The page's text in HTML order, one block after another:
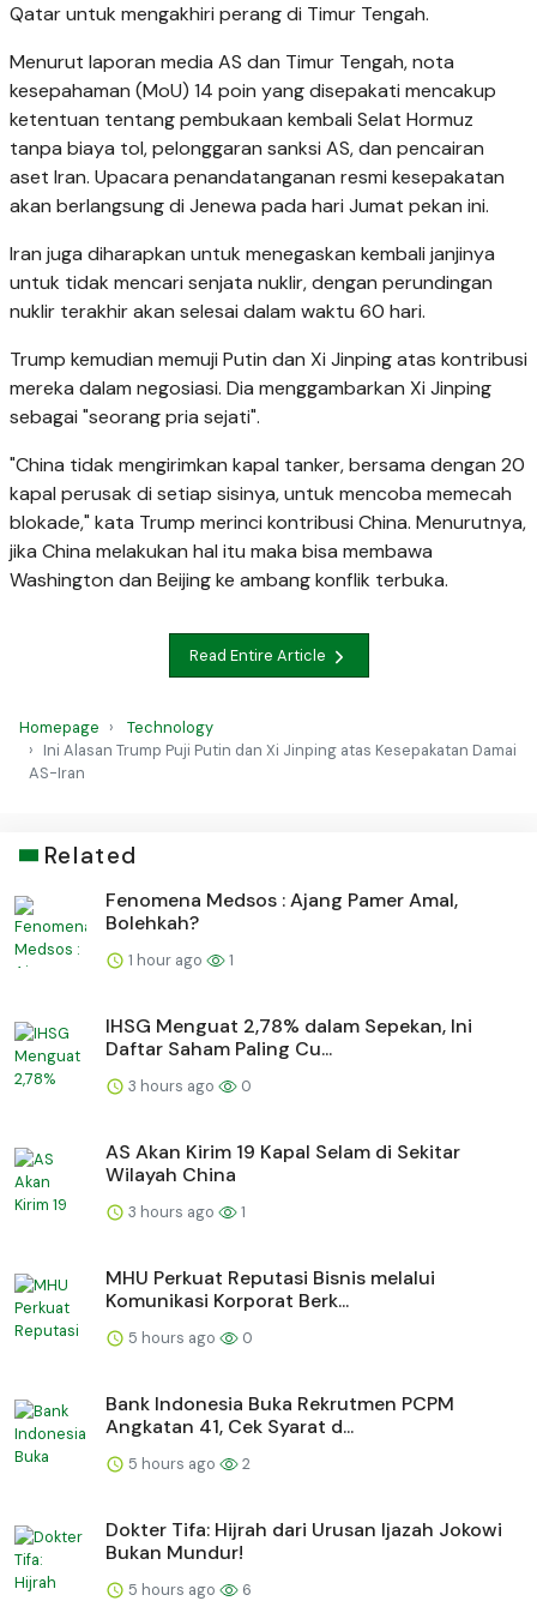
Qatar untuk mengakhiri perang di Timur Tengah.
Menurut laporan media AS dan Timur Tengah, nota
kesepahaman (MoU) 14 poin yang disepakati mencakup
ketentuan tentang pembukaan kembali Selat Hormuz
tanpa biaya tol, pelonggaran sanksi AS, dan pencairan
aset Iran. Upacara penandatanganan resmi kesepakatan
akan berlangsung di Jenewa pada hari Jumat pekan ini.
Iran juga diharapkan untuk menegaskan kembali janjinya
untuk tidak mencari senjata nuklir, dengan perundingan
nuklir terakhir akan selesai dalam waktu 60 hari.
Trump kemudian memuji Putin dan Xi Jinping atas kontribusi
mereka dalam negosiasi. Dia menggambarkan Xi Jinping
sebagai "seorang pria sejati".
"China tidak mengirimkan kapal tanker, bersama dengan 20
kapal perusak di setiap sisinya, untuk mencoba memecah
blokade," kata Trump merinci kontribusi China. Menurutnya,
jika China melakukan hal itu maka bisa membawa
Washington dan Beijing ke ambang konflik terbuka.
Read Entire Article
Homepage
Technology
Ini Alasan Trump Puji Putin dan Xi Jinping atas Kesepakatan Damai
AS-Iran
Related
Fenomena Medsos : Ajang Pamer Amal,
Bolehkah?
1 hour ago 1
IHSG Menguat 2,78% dalam Sepekan, Ini
Daftar Saham Paling Cu...
3 hours ago 0
AS Akan Kirim 19 Kapal Selam di Sekitar
Wilayah China
3 hours ago 1
MHU Perkuat Reputasi Bisnis melalui
Komunikasi Korporat Berk...
5 hours ago 0
Bank Indonesia Buka Rekrutmen PCPM
Angkatan 41, Cek Syarat d...
5 hours ago 2
Dokter Tifa: Hijrah dari Urusan Ijazah Jokowi
Bukan Mundur!
5 hours ago 6